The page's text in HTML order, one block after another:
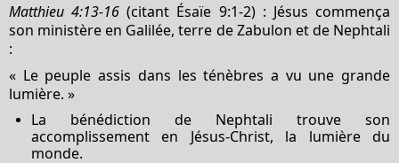
Matthieu 4:13-16 (citant Ésaïe 9:1-2) : Jésus commença
son ministère en Galilée, terre de Zabulon et de Nephtali
:
« Le peuple assis dans les ténèbres a vu une grande
lumière. »
La bénédiction de Nephtali trouve son
accomplissement en Jésus-Christ, la lumière du
monde.